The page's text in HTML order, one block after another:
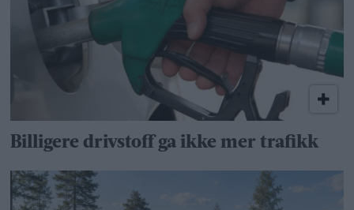
Billigere drivstoff ga ikke mer trafikk